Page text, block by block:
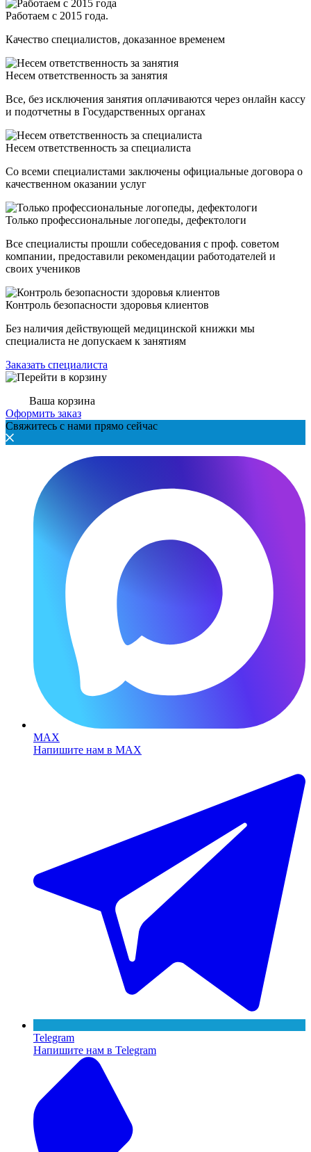
Работаем с 2015 года.
Качество специалистов, доказанное временем
Несем ответственность за занятия
Все, без исключения занятия оплачиваются через онлайн кассу
и подотчетны в Государственных органах
Несем ответственность за специалиста
Со всеми специалистами заключены официальные договора о
качественном оказании услуг
Только профессиональные логопеды, дефектологи
Все специалисты прошли собеседования с проф. советом
компании, предоставили рекомендации работодателей и
своих учеников
Контроль безопасности здоровья клиентов
Без наличия действующей медицинской книжки мы
специалиста не допускаем к занятиям
Заказать специалиста
Ваша корзина
Оформить заказ
Свяжитесь с нами прямо сейчас
MAX
Напишите нам в MAX
Telegram
Напишите нам в Telegram